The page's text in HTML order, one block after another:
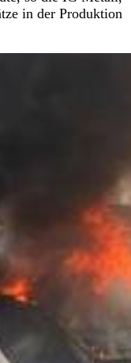
in der Produktion